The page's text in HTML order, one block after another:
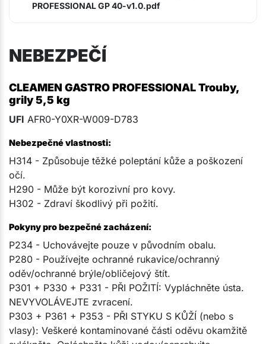
PROFESSIONAL GP 40-v1.0.pdf
NEBEZPEČÍ
CLEAMEN GASTRO PROFESSIONAL Trouby,
grily 5,5 kg
UFI AFR0-Y0XR-W009-D783
Nebezpečné vlastnosti:
H314 - Způsobuje těžké poleptání kůže a poškození
očí.
H290 - Může být korozivní pro kovy.
H302 - Zdraví škodlivý při požití.
Pokyny pro bezpečné zacházení:
P234 - Uchovávejte pouze v původním obalu.
P280 - Používejte ochranné rukavice/ochranný
oděv/ochranné brýle/obličejový štít.
P301 + P330 + P331 - PŘI POŽITÍ: Vypláchněte ústa.
NEVYVOLÁVEJTE zvracení.
P303 + P361 + P353 - PŘI STYKU S KŮŽÍ (nebo s
vlasy): Veškeré kontaminované části oděvu okamžitě